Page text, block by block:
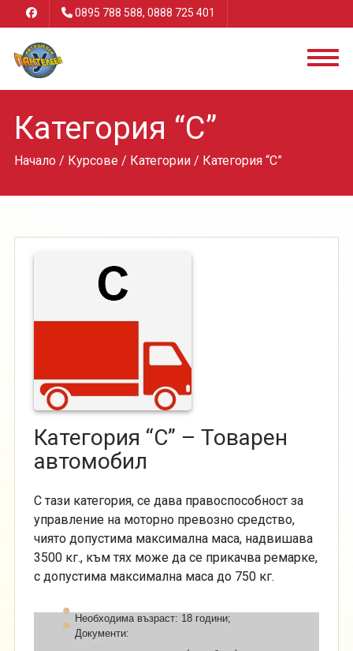
0895 788 588, 0888 725 401
Категория “С”
Начало/ Курсове/ Категории/ Категория “С”
Категория “С” – Товарен
автомобил
С тази категория, се дава правоспособност за
управление на моторно превозно средство,
чиято допустима максимална маса, надвишава
3500 кг., към тях може да се прикачва ремарке,
с допустима максимална маса до 750 кг.
Необходима възраст: 18 години;
Документи: